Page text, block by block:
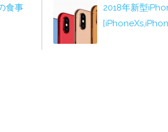
食事
2018年新型